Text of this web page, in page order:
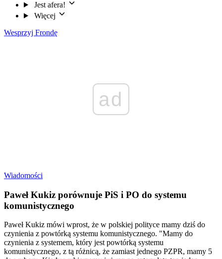
Jest afera!
Więcej
Wesprzyj Frondę
ad
Wiadomości
Paweł Kukiz porównuje PiS i PO do systemu
komunistycznego
Paweł Kukiz mówi wprost, że w polskiej polityce mamy dziś do
czynienia z powtórką systemu komunistycznego. "Mamy do
czynienia z systemem, który jest powtórką systemu
komunistycznego, z tą różnicą, że zamiast jednego PZPR, mamy 5